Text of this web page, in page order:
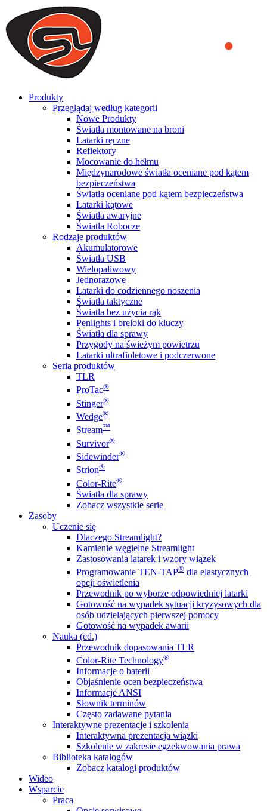
We use cookies to ensure that we provide you the best experience
on our website. By continuing to browse this website, you accept
that cookies are used to help us analyze how the website is used and
to offer you a better experience. To learn more or to find out how
you can disable cookies, you can access our
Produkty
Przeglądaj według kategorii
Nowe Produkty
Światła montowane na broni
Latarki ręczne
Reflektory
Mocowanie do hełmu
Międzynarodowe światła oceniane pod kątem
bezpieczeństwa
Światła oceniane pod kątem bezpieczeństwa
Latarki kątowe
Światła awaryjne
Światła Robocze
Rodzaje produktów
Akumulatorowe
Światła USB
Wielopaliwowy
Jednorazowe
Latarki do codziennego noszenia
Światła taktyczne
Światła bez użycia rąk
Penlights i breloki do kluczy
Światła dla sprawy
Przygody na świeżym powietrzu
Latarki ultrafioletowe i podczerwone
Seria produktów
TLR
ProTac®
Stinger®
Wedge®
Stream™
Survivor®
Sidewinder®
Strion®
Color-Rite®
Światła dla sprawy
Zobacz wszystkie serie
Zasoby
Uczenie się
Dlaczego Streamlight?
Kamienie węgielne Streamlight
Zastosowania latarek i wzory wiązek
Programowanie TEN-TAP® dla elastycznych
opcji oświetlenia
Przewodnik po wyborze odpowiedniej latarki
Gotowość na wypadek sytuacji kryzysowych dla
osób udzielających pierwszej pomocy
Gotowość na wypadek awarii
Nauka (cd.)
Przewodnik dopasowania TLR
Color-Rite Technology®
Informacje o baterii
Objaśnienie ocen bezpieczeństwa
Informacje ANSI
Słownik terminów
Często zadawane pytania
Interaktywne prezentacje i szkolenia
Interaktywna prezentacja wiązki
Szkolenie w zakresie egzekwowania prawa
Biblioteka katalogów
Zobacz katalogi produktów
Wideo
Wsparcie
Praca